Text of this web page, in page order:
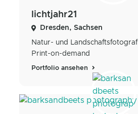
lichtjahr21
Dresden, Sachsen
Natur- und
Print-on-demand
Portfolio ansehen